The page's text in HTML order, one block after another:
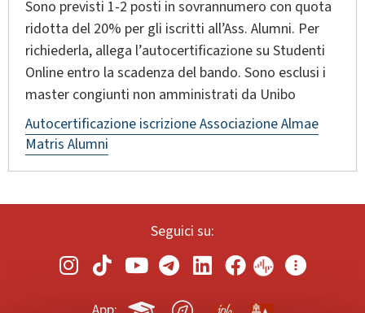
Sono previsti 1‑2 posti in sovrannumero con quota
ridotta del 20% per gli iscritti all’Ass. Alumni. Per
richiederla, allega l’autocertificazione su Studenti
Online entro la scadenza del bando. Sono esclusi i
master congiunti non amministrati da Unibo
Autocertificazione iscrizione Associazione Almae
Matris Alumni
Seguici su: